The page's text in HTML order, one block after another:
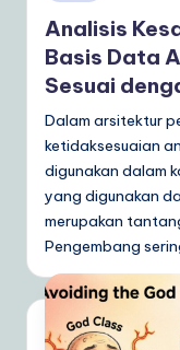
e
si
a
n
|
Y
o
u
r
D
in
Analisis
Basis Data
Sesuai
Dalam arsitektur
ketidaksesuaian
digunakan dalam
yang digunakan
merupakan
Pengembang